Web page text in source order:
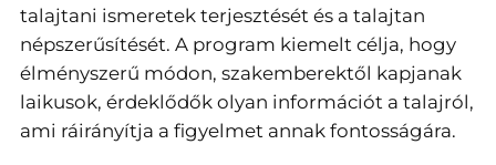
talajtani ismeretek terjesztését és a talajtan
népszerűsítését. A program kiemelt célja, hogy
élményszerű módon, szakemberektől kapjanak
laikusok, érdeklődők olyan információt a talajról,
ami ráirányítja a figyelmet annak fontosságára.